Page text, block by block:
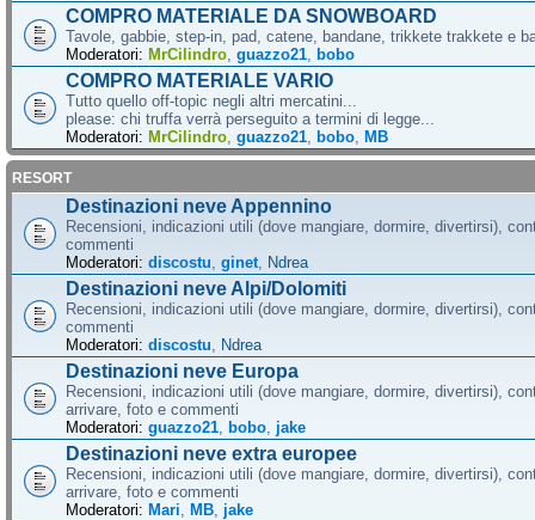
COMPRO MATERIALE DA SNOWBOARD
Tavole, gabbie, step-in, pad, catene, bandane, trikkete trakkete e
Moderatori: MrCilindro guazzo21 bobo
COMPRO MATERIALE VARIO
Tutto quello off-topic negli altri mercatini...
please: chi truffa verrà perseguito a termini di legge...
Moderatori: MrCilindro guazzo21 bobo MB
RESORT
Destinazioni neve Appennino
Recensioni, indicazioni utili (dove mangiare, dormire, divertirsi),
commenti
Moderatori: discostu ginet Ndrea
Destinazioni neve Alpi/Dolomiti
Recensioni, indicazioni utili (dove mangiare, dormire, divertirsi),
commenti
Moderatori: discostu Ndrea
Destinazioni neve Europa
Recensioni, indicazioni utili (dove mangiare, dormire, divertirsi),
arrivare, foto e commenti
Moderatori: guazzo21 bobo jake
Destinazioni neve extra europee
Recensioni, indicazioni utili (dove mangiare, dormire, divertirsi),
arrivare, foto e commenti
Moderatori: Mari MB jake